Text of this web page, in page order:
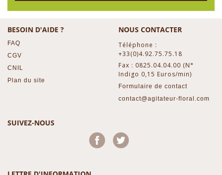
BESOIN D'AIDE ?
FAQ
CGV
CNIL
Plan du site
NOUS CONTACTER
Téléphone :
+33(0)4.92.75.75.18
Fax : 0825.04.04.00 (N°
Indigo 0,15 Euros/min)
Formulaire de contact
contact@agitateur-floral.com
SUIVEZ-NOUS
Facebook